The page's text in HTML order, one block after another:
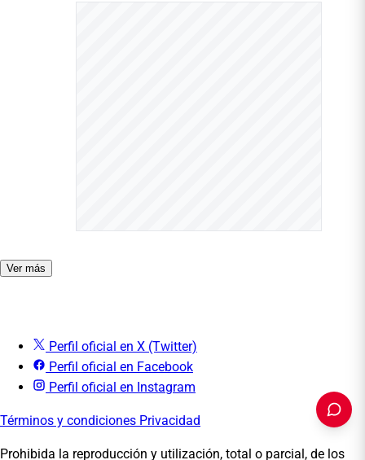
Ver más
Perfil oficial en X (Twitter)
Perfil oficial en Facebook
Perfil oficial en Instagram
Términos y condiciones Privacidad
Prohibida la reproducción y utilización, total o parcial, de los